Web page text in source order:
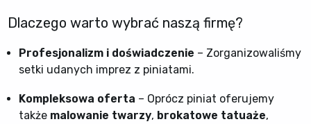
Dlaczego warto wybrać naszą firmę?
Profesjonalizm i doświadczenie – Zorganizowaliśmy
setki udanych imprez z piniatami.
Kompleksowa oferta – Oprócz piniat oferujemy
także malowanie twarzy, brokatowe tatuaże,